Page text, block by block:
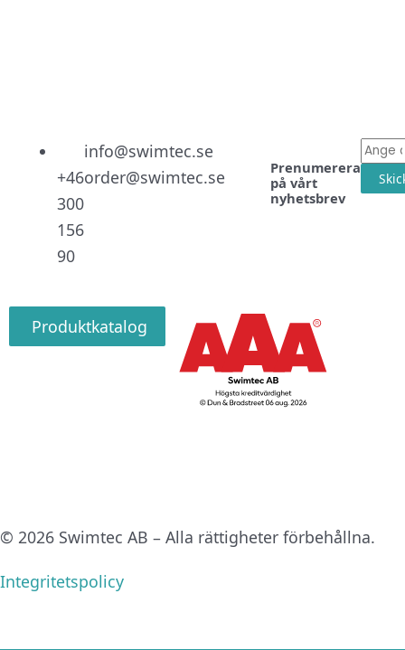
+46
300
156
90
info@swimtec.se
order@swimtec.se
Prenumerera
på vårt
nyhetsbrev
E-
post
Produktkatalog
© 2026 Swimtec AB – Alla rättigheter förbehållna.
Integritetspolicy